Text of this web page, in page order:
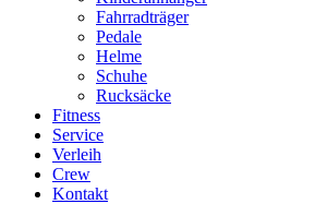
Fahrradträger
Pedale
Helme
Schuhe
Rucksäcke
Fitness
Service
Verleih
Crew
Kontakt